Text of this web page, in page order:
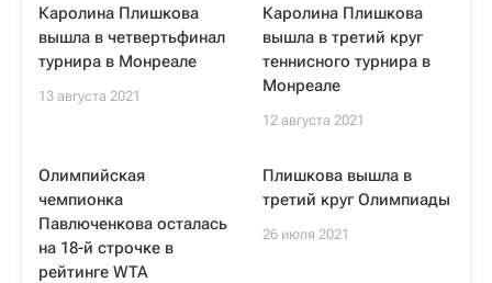
Каролина Плишкова
вышла в четвертьфинал
турнира в Монреале
13 августа 2021
Каролина Плишкова
вышла в третий круг
теннисного турнира в
Монреале
12 августа 2021
Олимпийская
чемпионка
Павлюченкова осталась
на 18-й строчке в
рейтинге WTA
Плишкова вышла в
третий круг Олимпиады
26 июля 2021